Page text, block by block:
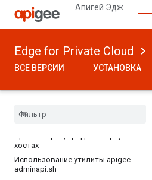
Апигей Эдж
Edge for Private Cloud
ВСЕ ВЕРСИИ УСТАНОВКА
ВЕРСИЯ 4.52.02
Как настроить Эдж
организациях,средах и виртуальных
хостах
Использование утилиты apigee-
adminapi.sh